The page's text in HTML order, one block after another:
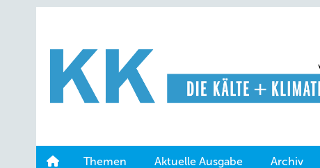
Hauptinhalt
Hauptmenü
Themen Aktuelle Ausgabe Archiv